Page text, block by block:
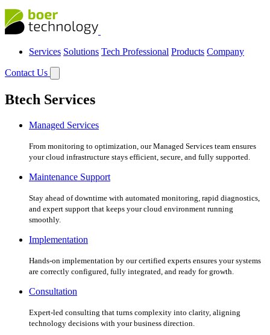
Services Solutions Tech Professional Products Company
Contact Us
Btech Services
Managed Services
From monitoring to optimization, our Managed Services team ensures
your cloud infrastructure stays efficient, secure, and fully supported.
Maintenance Support
Stay ahead of downtime with automated monitoring, rapid diagnostics,
and expert support that keeps your cloud environment running
smoothly.
Implementation
Hands-on implementation by our certified experts ensures your systems
are correctly configured, fully integrated, and ready for growth.
Consultation
Expert-led consulting that turns complexity into clarity, aligning
technology decisions with your business direction.